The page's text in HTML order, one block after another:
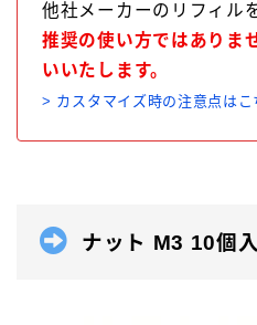
他社メーカーのリフィル
推奨の使い方ではありま
いいたします。
> カスタマイズ時の注意点はこ
ナット M3 10個入